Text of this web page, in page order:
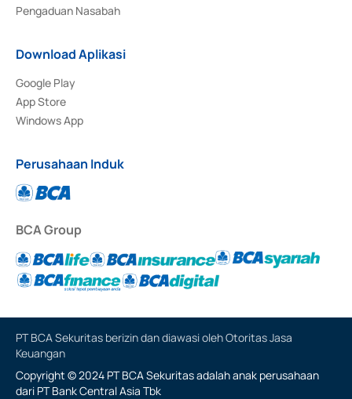
Pengaduan Nasabah
Download Aplikasi
Google Play
App Store
Windows App
Perusahaan Induk
BCA Group
PT BCA Sekuritas berizin dan diawasi oleh Otoritas Jasa
Keuangan
Copyright © 2024 PT BCA Sekuritas adalah anak perusahaan
dari PT Bank Central Asia Tbk